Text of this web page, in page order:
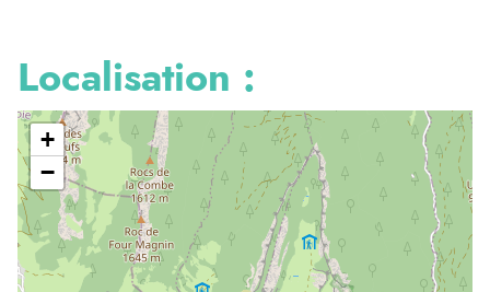
Localisation :
+
−